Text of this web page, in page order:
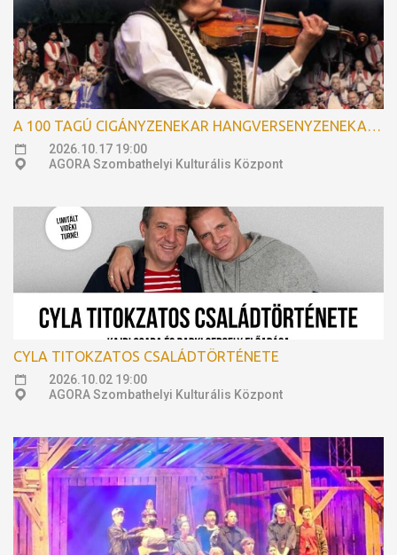
A 100 TAGÚ CIGÁNYZENEKAR HANGVERSENYZENEKARI GÁLAKONCERTJE
2026.10.17 19:00
AGORA Szombathelyi Kulturális Központ
CYLA TITOKZATOS CSALÁDTÖRTÉNETE
2026.10.02 19:00
AGORA Szombathelyi Kulturális Központ